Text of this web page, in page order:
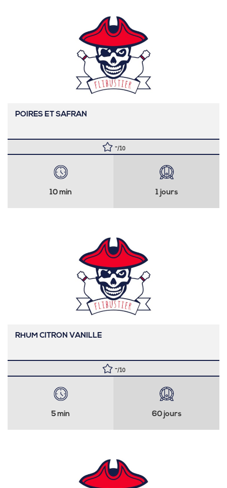
POIRES ET SAFRAN
-/10
10 min 1 jours
RHUM CITRON VANILLE
-/10
5 min 60 jours